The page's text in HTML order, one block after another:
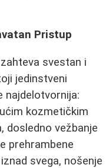
Pristup
svestan i
jedinstveni
najdelotvornija:
kozmetičkim
dosledno vežbanje
prehrambene
iznad svega, nošenje